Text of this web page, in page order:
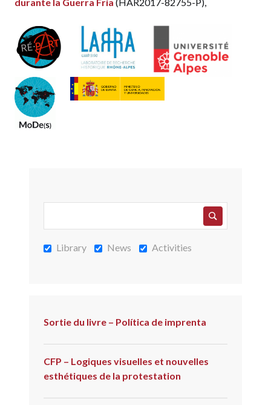
Library News Activities
Sortie du livre – Política de imprenta
CFP – Logiques visuelles et nouvelles
esthétiques de la protestation